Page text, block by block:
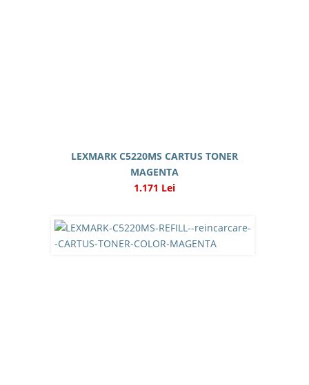
LEXMARK C5220MS CARTUS TONER
MAGENTA
1.171 Lei